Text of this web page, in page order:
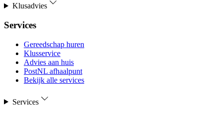
Klusadvies
Services
Gereedschap huren
Klusservice
Advies aan huis
PostNL afhaalpunt
Bekijk alle services
Services